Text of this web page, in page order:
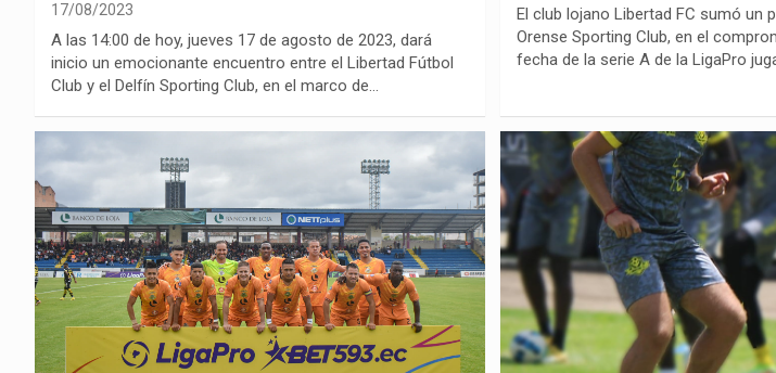
17/08/2023
A las 14:00 de hoy, jueves 17 de agosto de 2023, dará
inicio un emocionante encuentro entre el Libertad Fútbol
Club y el Delfín Sporting Club, en el marco de…
El club lojano Libertad FC sumó un
Orense Sporting Club, en el
fecha de la serie A de la LigaPro